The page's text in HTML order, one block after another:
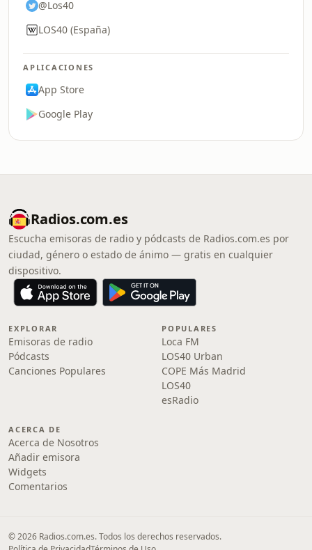
@Los40
LOS40 (España)
APLICACIONES
App Store
Google Play
Radios.com.es
Escucha emisoras de radio y pódcasts de Radios.com.es por
ciudad, género o estado de ánimo — gratis en cualquier
dispositivo.
EXPLORAR
Emisoras de radio
Pódcasts
Canciones Populares
POPULARES
Loca FM
LOS40 Urban
COPE Más Madrid
LOS40
esRadio
ACERCA DE
Acerca de Nosotros
Añadir emisora
Widgets
Comentarios
© 2026 Radios.com.es. Todos los derechos reservados.